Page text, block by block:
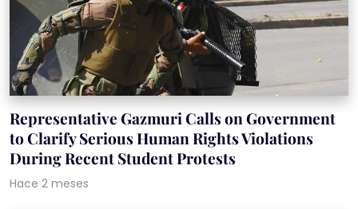
Representative Gazmuri Calls on Government
to Clarify Serious Human Rights Violations
During Recent Student Protests
Hace 2 meses